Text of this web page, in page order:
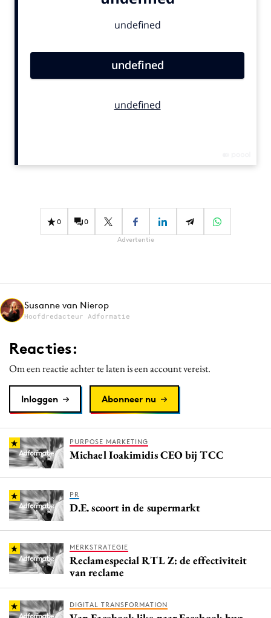
Gedragsverandering
Influencer marketing
Media
Merkstrategie
PR
Purpose Marketing
Reputatie & crisis
0 0
Advertentie
Susanne van Nierop
Hoofdredacteur Adformatie
Reacties:
Om een reactie achter te laten is een account vereist.
Inloggen Abonneer nu
PURPOSE MARKETING
Michael Ioakimidis CEO bij TCC
PR
D.E. scoort in de supermarkt
MERKSTRATEGIE
Reclamespecial RTL Z: de effectiviteit
van reclame
DIGITAL TRANSFORMATION